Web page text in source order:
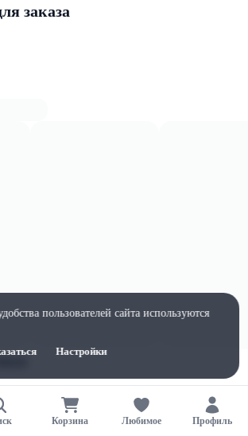
заказа
Корзина Любимое Профиль
пользователей сайта используются
Настройки